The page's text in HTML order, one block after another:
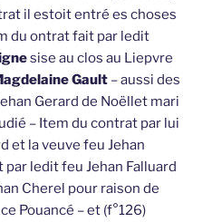
il estoit entré es choses
du ontrat fait par ledit
sise au clos au Liepvre
Gault – aussi des
Gerard de Noëllet mari
– Item du contrat par lui
et la veuve feu Jehan
ledit feu Jehan Falluard
Cherel pour raison de
Pouancé – et (f°126)